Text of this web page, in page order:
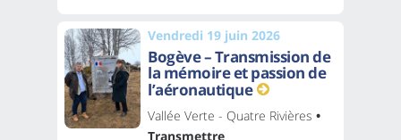
Vendredi 19 juin 2026
Bogève – Transmission de
la mémoire et passion de
l’aéronautique
Vallée Verte - Quatre Rivières •
Transmettre